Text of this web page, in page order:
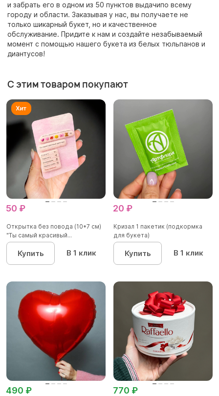
и забрать его в одном из 50 пунктов выдачипо всему
городу и области. Заказывая у нас, вы получаете не
только шикарный букет, но и качественное
обслуживание. Придите к нам и создайте незабываемый
момент с помощью нашего букета из белых тюльпанов и
диантусов!
С этим товаром покупают
50 ₽
Открытка без повода (10*7 см)
"Ты самый красивый...
Купить В 1 клик
20 ₽
Кризал 1 пакетик (подкормка
для букета)
Купить В 1 клик
490 ₽ 770 ₽